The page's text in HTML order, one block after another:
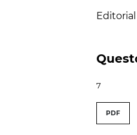
Editorial
7
PDF